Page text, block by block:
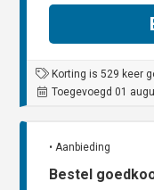
Korting is 529 keer
Toegevoegd 01
• Aanbieding
Bestel